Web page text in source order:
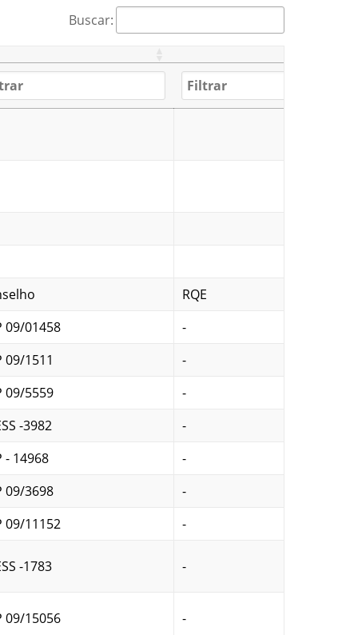
Buscar:
RQE
09/01458
-
09/1511
-
09/5559
-
-3982
-
- 14968
-
09/3698
-
09/11152
-
-1783 -
09/15056 -